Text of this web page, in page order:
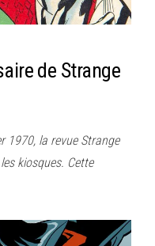
de Strange
1970, la revue Strange
kiosques. Cette